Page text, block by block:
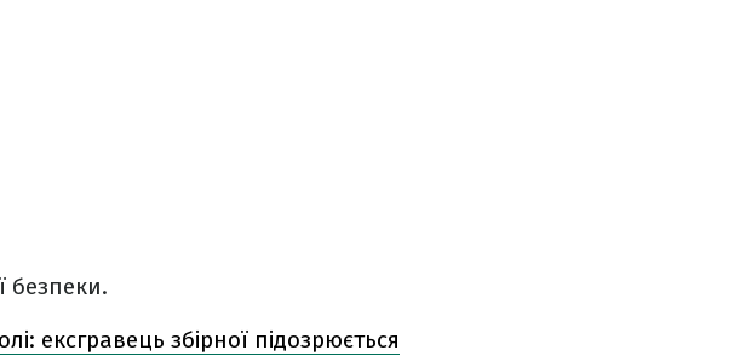
безпеки.
ексгравець збірної підозрюється